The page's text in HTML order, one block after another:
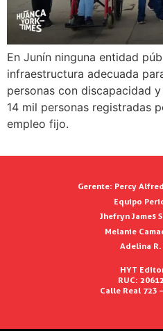
En Junín ninguna entidad
infraestructura adecuada
personas con discapacidad
14 mil personas registradas
empleo fijo.
Gerente: Percy
Equipo
Jhefryn James
Melanie
Adelina
HYT
RUC:
Calle Real 723